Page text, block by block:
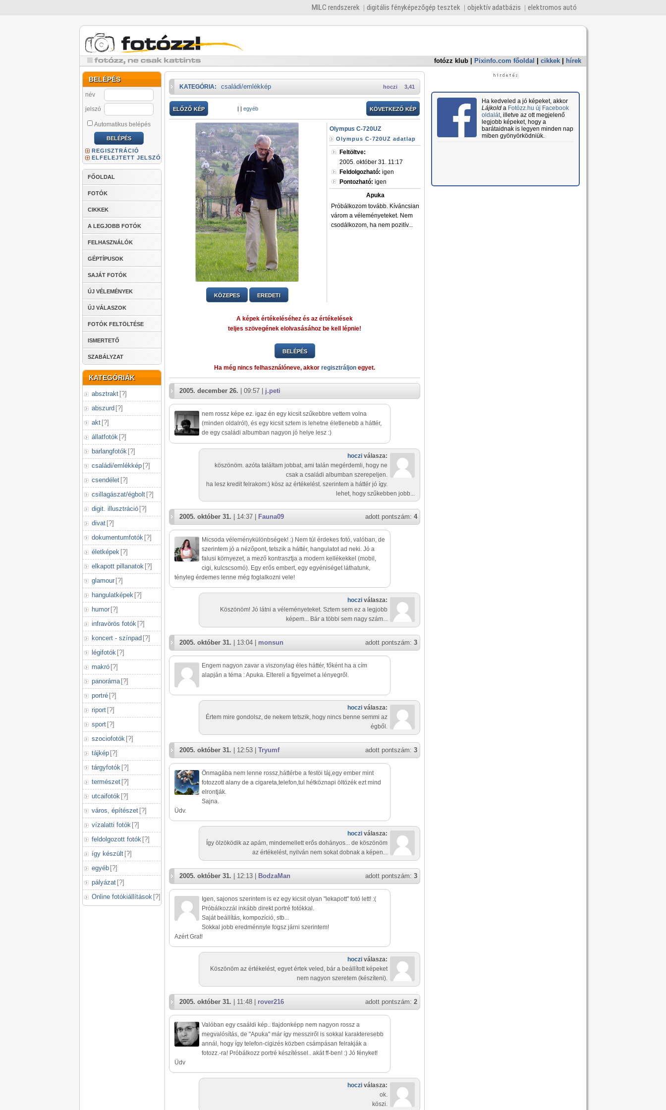
MILC rendszerek digitális fényképezőgép tesztek objektív adatbázis elektromos autó
fotózz klub Pixinfo.com főoldal cikkek hírek
BELÉPÉS
név
jelszó
Automatikus belépés
REGISZTRÁCIÓ
ELFELEJTETT JELSZÓ
FŐOLDAL
FOTÓK
CIKKEK
A LEGJOBB FOTÓK
FELHASZNÁLÓK
GÉPTÍPUSOK
SAJÁT FOTÓK
ÚJ VÉLEMÉNYEK
ÚJ VÁLASZOK
FOTÓK FELTÖLTÉSE
ISMERTETŐ
SZABÁLYZAT
KATEGÓRIÁK
absztrakt [?]
abszurd [?]
akt [?]
állatfotók [?]
barlangfotók [?]
családi/emlékkép [?]
csendélet [?]
csillagászat/égbolt [?]
digit. illusztráció [?]
divat [?]
dokumentumfotók [?]
életképek [?]
elkapott pillanatok [?]
glamour [?]
hangulatképek [?]
humor [?]
infravörös fotók [?]
koncert - színpad [?]
légifotók [?]
makró [?]
panoráma [?]
portré [?]
riport [?]
sport [?]
szociofotók [?]
tájkép [?]
tárgyfotók [?]
természet [?]
utcaifotók [?]
város, építészet [?]
vízalatti fotók [?]
feldolgozott fotók [?]
így készült [?]
egyéb [?]
pályázat [?]
Online fotókiállítások [?]
3,41
hoczi
KATEGÓRIA: családi/emlékkép
ELŐZŐ KÉP | | egyéb KÖVETKEZŐ KÉP
KÖZEPES EREDETI
Olympus C-720UZ
Olympus C-720UZ adatlap
Feltöltve:
2005. október 31. 11:17
Feldolgozható: igen
Pontozható: igen
Apuka
Próbálkozom tovább. Kíváncsian
várom a véleményeteket. Nem
csodálkozom, ha nem pozitív...
A képek értékeléséhez és az értékelések
teljes szövegének elolvasásához be kell lépnie!
BELÉPÉS
Ha még nincs felhasználóneve, akkor regisztráljon egyet.
2005. december 26. | 09:57 | j.peti
nem rossz képe ez. igaz én egy kicsit szűkebbre vettem volna
(minden oldalról), és egy kicsit sztem is lehetne életlenebb a háttér,
de egy családi albumban nagyon jó helye lesz :)
hoczi válasza:
köszönöm. azóta találtam jobbat, ami talán megérdemli, hogy ne
csak a családi albumban szerepeljen.
ha lesz kredit felrakom:) kösz az értékelést. szerintem a háttér jó így.
lehet, hogy szűkebben jobb...
adott pontszám: 4
2005. október 31. | 14:37 | Fauna09
Micsoda véleménykülönbségek! :) Nem túl érdekes fotó, valóban, de
szerintem jó a nézőpont, tetszik a háttér, hangulatot ad neki. Jó a
falusi környezet, a mező kontrasztja a modern kellékekkel (mobil,
cigi, kulcscsomó). Egy erős embert, egy egyéniséget láthatunk,
tényleg érdemes lenne még foglalkozni vele!
hoczi válasza:
Köszönöm! Jó látni a véleményeteket. Sztem sem ez a legjobb
képem... Bár a többi sem nagy szám...
adott pontszám: 3
2005. október 31. | 13:04 | monsun
Engem nagyon zavar a viszonylag éles háttér, főként ha a cím
alapján a téma : Apuka. Eltereli a figyelmet a lényegről.
hoczi válasza:
Értem mire gondolsz, de nekem tetszik, hogy nincs benne semmi az
égből.
adott pontszám: 3
2005. október 31. | 12:53 | Tryumf
Önmagába nem lenne rossz,háttérbe a festöi táj,egy ember mint
fotozzott alany de a cigareta,telefon,tul hétköznapi öltözék ezt mind
elrontják.
Sajna.
Üdv.
hoczi válasza:
Így ölzöködik az apám, mindemellett erős dohányos... de köszönöm
az értékelést, nyilván nem sokat dobnak a képen...
adott pontszám: 3
2005. október 31. | 12:13 | BodzaMan
Igen, sajonos szerintem is ez egy kicsit olyan "lekapott" fotó lett! :(
Próbálkozzál inkább direkt portré fotókkal.
Saját beállítás, kompozíció, stb...
Sokkal jobb eredménnyle fogsz járni szerintem!
Azért Grat!
hoczi válasza:
Köszönöm az értékelést, egyet értek veled, bár a beállított képeket
nem nagyon szeretem (készíteni).
adott pontszám: 2
2005. október 31. | 11:48 | rover216
Valóban egy csaáldi kép.. tlajdonképp nem nagyon rossz a
megvalósítás, de "Apuka" már így messziről is sokkal karakteresebb
annál, hogy így telefon-cigizés közben csámpásan felrakják a
fotozz.-ra! Próbálkozz portré készítéssel.. akát ff-ben! :) Jó fényket!
Üdv
hoczi válasza:
ok.
köszi.
Ha kedveled a jó képeket, akkor
Lájkolda Fotózz.hu új Facebook
oldalát, illetve az ott megjelenő
legjobb képeket, hogy a
barátaidnak is legyen minden nap
miben gyönyörködniük.